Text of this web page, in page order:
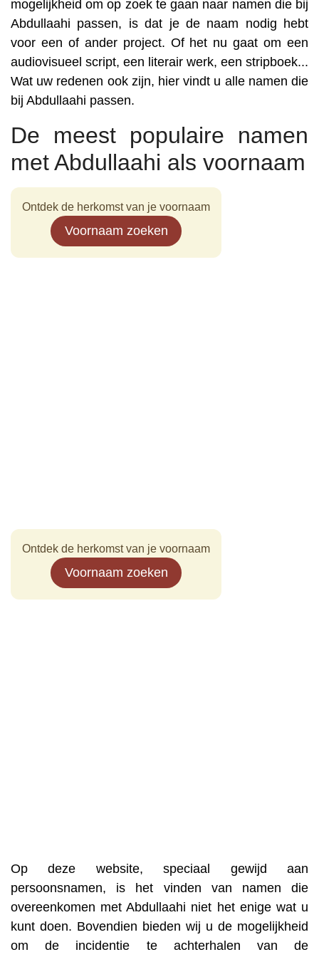
mogelijkheid om op zoek te gaan naar namen die bij
Abdullaahi passen, is dat je de naam nodig hebt
voor een of ander project. Of het nu gaat om een
audiovisueel script, een literair werk, een stripboek...
Wat uw redenen ook zijn, hier vindt u alle namen die
bij Abdullaahi passen.
De meest populaire namen
met Abdullaahi als voornaam
Ontdek de herkomst van je voornaam
Voornaam zoeken
Ontdek de herkomst van je voornaam
Voornaam zoeken
Op deze website, speciaal gewijd aan
persoonsnamen, is het vinden van namen die
overeenkomen met Abdullaahi niet het enige wat u
kunt doen. Bovendien bieden wij u de mogelijkheid
om de incidentie te achterhalen van de